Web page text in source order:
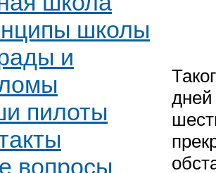
школы
и
пилоты
вопросы
дней